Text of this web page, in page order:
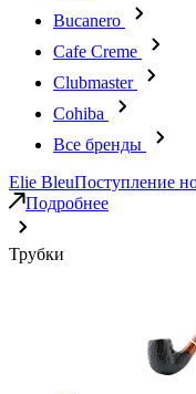
Bucanero
Cafe Creme
Clubmaster
Cohiba
Все бренды
Elie BleuПоступление
Подробнее
Трубки